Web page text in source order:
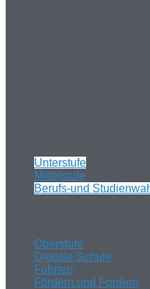
Unterstufe
Mittelstufe
Berufs-und
Oberstufe
Digitale Schule
Fahrten
Fördern und Fordern